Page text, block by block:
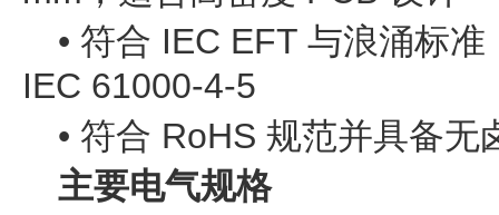
• 符合 IEC EFT 与浪涌标
IEC 61000-4-5
• 符合 RoHS 规范并具备无
主要电气规格